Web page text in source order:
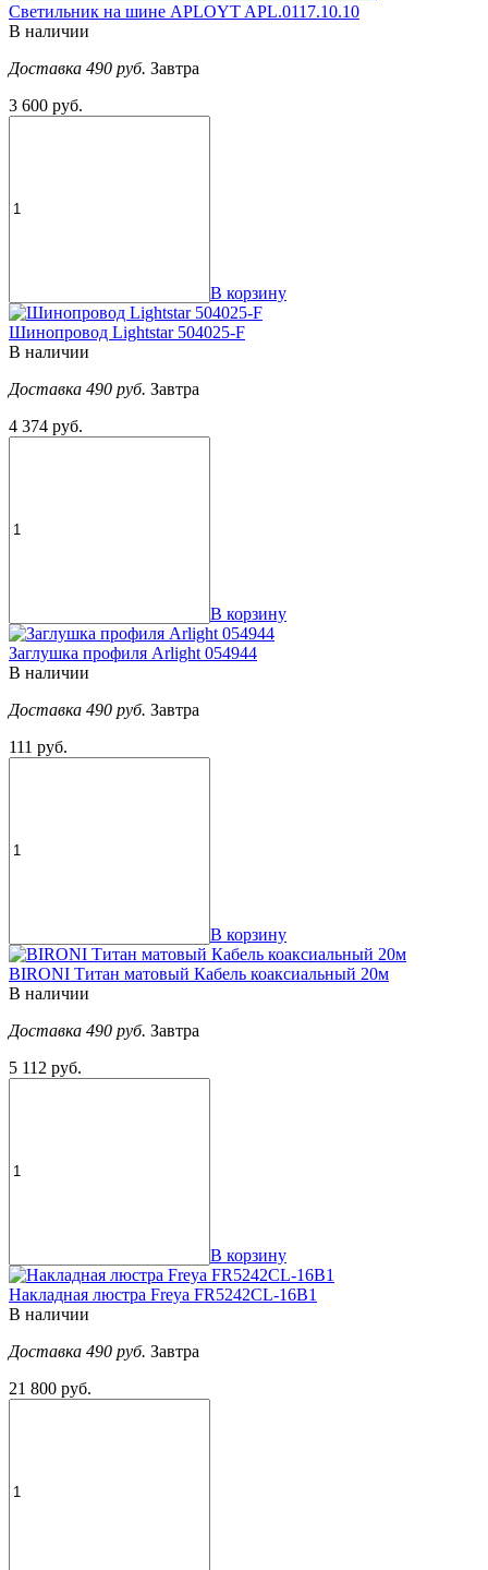
Светильник на шине APLOYT APL.0117.10.10
В наличии
Доставка 490 руб. Завтра
3 600 руб.
В корзину
Шинопровод Lightstar 504025-F
В наличии
Доставка 490 руб. Завтра
4 374 руб.
В корзину
Заглушка профиля Arlight 054944
В наличии
Доставка 490 руб. Завтра
111 руб.
В корзину
BIRONI Титан матовый Кабель коаксиальный 20м
В наличии
Доставка 490 руб. Завтра
5 112 руб.
В корзину
Накладная люстра Freya FR5242CL-16B1
В наличии
Доставка 490 руб. Завтра
21 800 руб.